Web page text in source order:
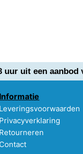
uur uit een
Informatie
Leveringsvoorwaarden
Privacyverklaring
Retourneren
Contact